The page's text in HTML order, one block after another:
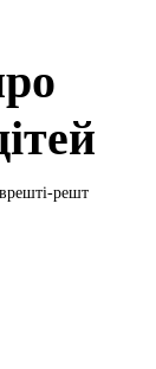
решт